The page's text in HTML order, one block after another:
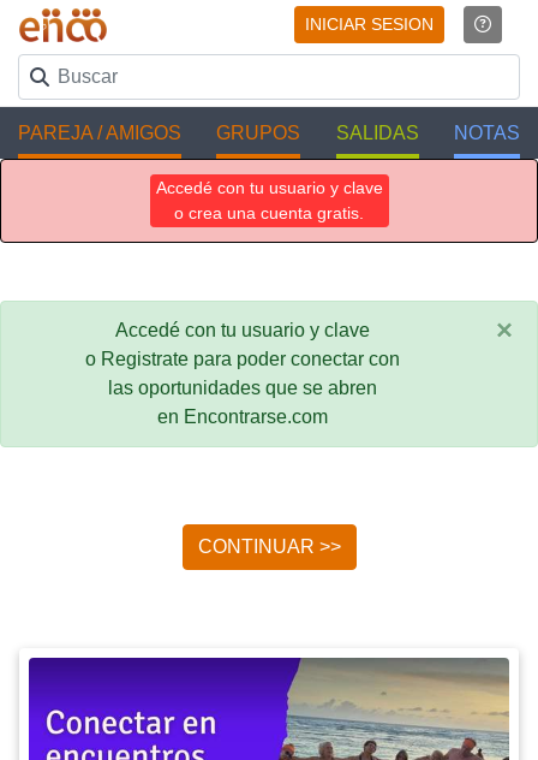
INICIAR SESION
PAREJA / AMIGOS GRUPOS SALIDAS NOTAS
Accedé con tu usuario y clave
o crea una cuenta gratis.
Accedé con tu usuario y clave
o Registrate para poder conectar con
las oportunidades que se abren
en Encontrarse.com
×
CONTINUAR >>